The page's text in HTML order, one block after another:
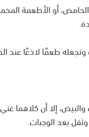
الحامض، أو الأطعمة
طعمًا لاذعًا عند
إلا أن كلاهما
بعد الوجبات.